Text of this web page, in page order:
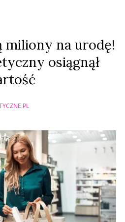
miliony na urodę!
osiągnął